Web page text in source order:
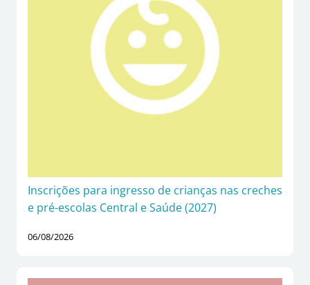
Inscrições para ingresso de crianças nas creches
e pré-escolas Central e Saúde (2027)
06/08/2026